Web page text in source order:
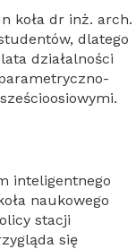
koła dr inż. arch.
dlatego
działalności
inteligentnego
naukowego
stacji
się